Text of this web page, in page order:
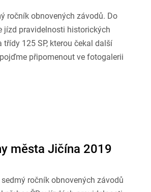
ročník obnovených závodů. Do
pravidelnosti historických
125 SP, kterou čekal další
připomenout ve fotogalerii
města Jičína 2019
ročník obnovených závodů